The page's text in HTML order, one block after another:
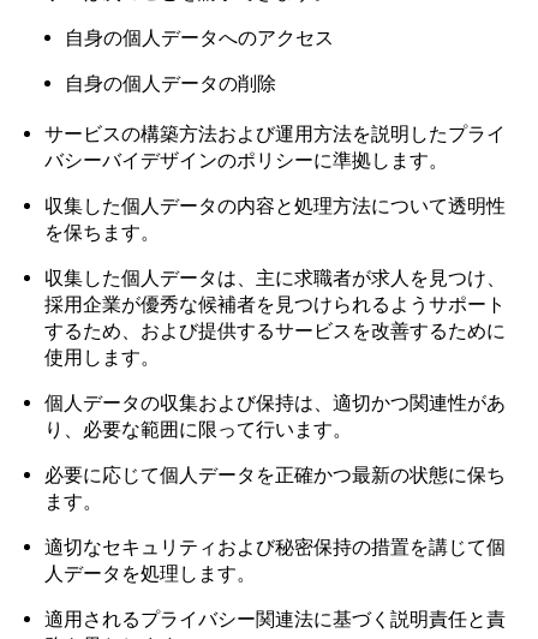
自身の個人データへのアクセス
自身の個人データの削除
サービスの構築方法および運用方法を説明したプライ
バシーバイデザインのポリシーに準拠します。
収集した個人データの内容と処理方法について透明性
を保ちます。
収集した個人データは、主に求職者が求人を見つけ、
採用企業が優秀な候補者を見つけられるようサポート
するため、および提供するサービスを改善するために
使用します。
個人データの収集および保持は、適切かつ関連性があ
り、必要な範囲に限って行います。
必要に応じて個人データを正確かつ最新の状態に保ち
ます。
適切なセキュリティおよび秘密保持の措置を講じて個
人データを処理します。
適用されるプライバシー関連法に基づく説明責任と責